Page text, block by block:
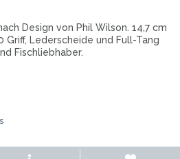
Design von Phil Wilson. 14,7 cm
Griff, Lederscheide und Full-Tang
Fischliebhaber.